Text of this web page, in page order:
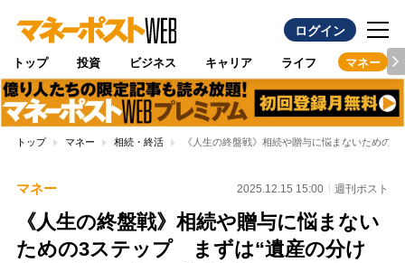
ログイン
トップ 投資 ビジネス キャリア ライフ マネー
トップ マネー 相続・終活 《人生の終盤戦》相続や贈与に悩まないための
マネー 2025.12.15 15:00 週刊ポスト
《人生の終盤戦》相続や贈与に悩まない
ための3ステップ まずは“遺産の分け